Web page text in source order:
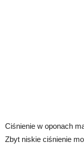
Ciśnienie w oponach
Zbyt niskie ciśnienie